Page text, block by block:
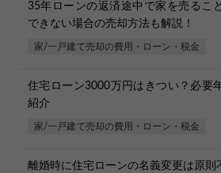
35年ローンの返済途中で家を売るこ
できない場合の売却方法も解説！
家/一戸建て売却の費用・ローン・税金
住宅ローン3000万円はきつい？必要
紹介
家/一戸建て売却の費用・ローン・税金
離婚時に住宅ローンの名義変更は原則